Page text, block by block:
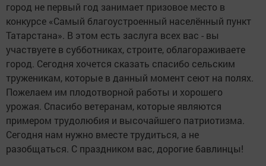
город не первый год занимает призовое место в
конкурсе «Самый благоустроенный населённый пункт
Татарстана». В этом есть заслуга всех вас - вы
участвуете в субботниках, строите, облагораживаете
город. Сегодня хочется сказать спасибо сельским
труженикам, которые в данный момент сеют на полях.
Пожелаем им плодотворной работы и хорошего
урожая. Спасибо ветеранам, которые являются
примером трудолюбия и высочайшего патриотизма.
Сегодня нам нужно вместе трудиться, а не
разобщаться. С праздником вас, дорогие бавлинцы!